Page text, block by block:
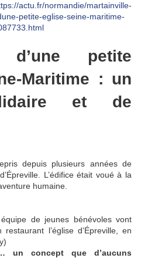
actu.fr/normandie/martainville-
petite-eglise-seine-maritime-
d’une petite
Maritime : un
et de
depuis plusieurs années de
L’édifice était voué à la
humaine.
de jeunes bénévoles vont
l’église d’Épreville, en
un concept que d’aucuns